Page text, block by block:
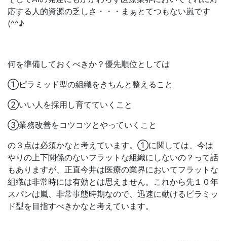
応する人的資源の乏しさ・・・まぁとてつもない嵐です
(^^♪
何を準備しておくべきか？優先順位としては
①ピラミッド型の組織をきちんと整えること
②いい人を採用し育てていくこと
③業務改善をコツコツとやっていくこと
の３点は必須かなと考えています。①に関しては、今は
やりの上下関係のないフラットな組織にしないの？って話
もありますが、正直今井は医療の業界においてフラットな
組織は非常時には有効とは思えません。これから先１０年
スパンは嵐、非常事態時期なので、迅速に動けるピラミッ
ド型を目指すべきかなと考えています。